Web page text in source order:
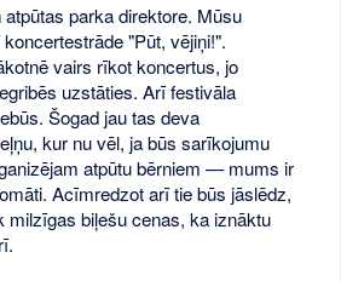
parka direktore. Mūsu
"Pūt, vējiņi!".
vairs rīkot koncertus, jo
uzstāties. Arī festivāla
Šogad jau tas deva
kur nu vēl, ja būs sarīkojumu
atpūtu bērniem — mums ir
Acīmredzot arī tie būs jāslēdz,
milzīgas biļešu cenas, ka iznāktu